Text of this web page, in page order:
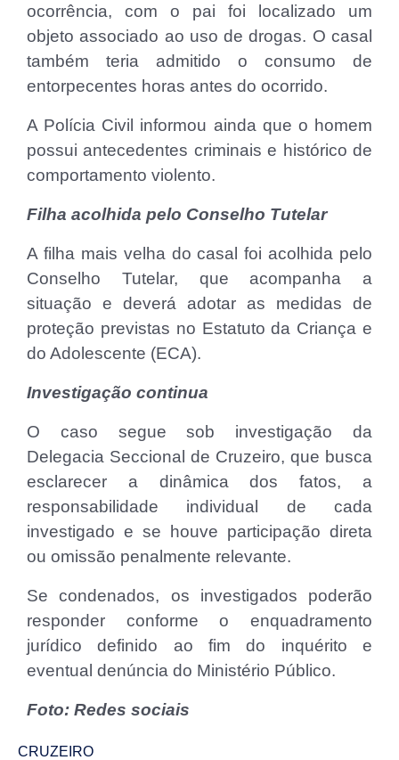
ocorrência, com o pai foi localizado um
objeto associado ao uso de drogas. O casal
também teria admitido o consumo de
entorpecentes horas antes do ocorrido.
A Polícia Civil informou ainda que o homem
possui antecedentes criminais e histórico de
comportamento violento.
Filha acolhida pelo Conselho Tutelar
A filha mais velha do casal foi acolhida pelo
Conselho Tutelar, que acompanha a
situação e deverá adotar as medidas de
proteção previstas no Estatuto da Criança e
do Adolescente (ECA).
Investigação continua
O caso segue sob investigação da
Delegacia Seccional de Cruzeiro, que busca
esclarecer a dinâmica dos fatos, a
responsabilidade individual de cada
investigado e se houve participação direta
ou omissão penalmente relevante.
Se condenados, os investigados poderão
responder conforme o enquadramento
jurídico definido ao fim do inquérito e
eventual denúncia do Ministério Público.
Foto: Redes sociais
CRUZEIRO